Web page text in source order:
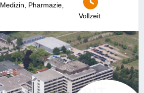
Medizin, Pharmazie,
Vollzeit